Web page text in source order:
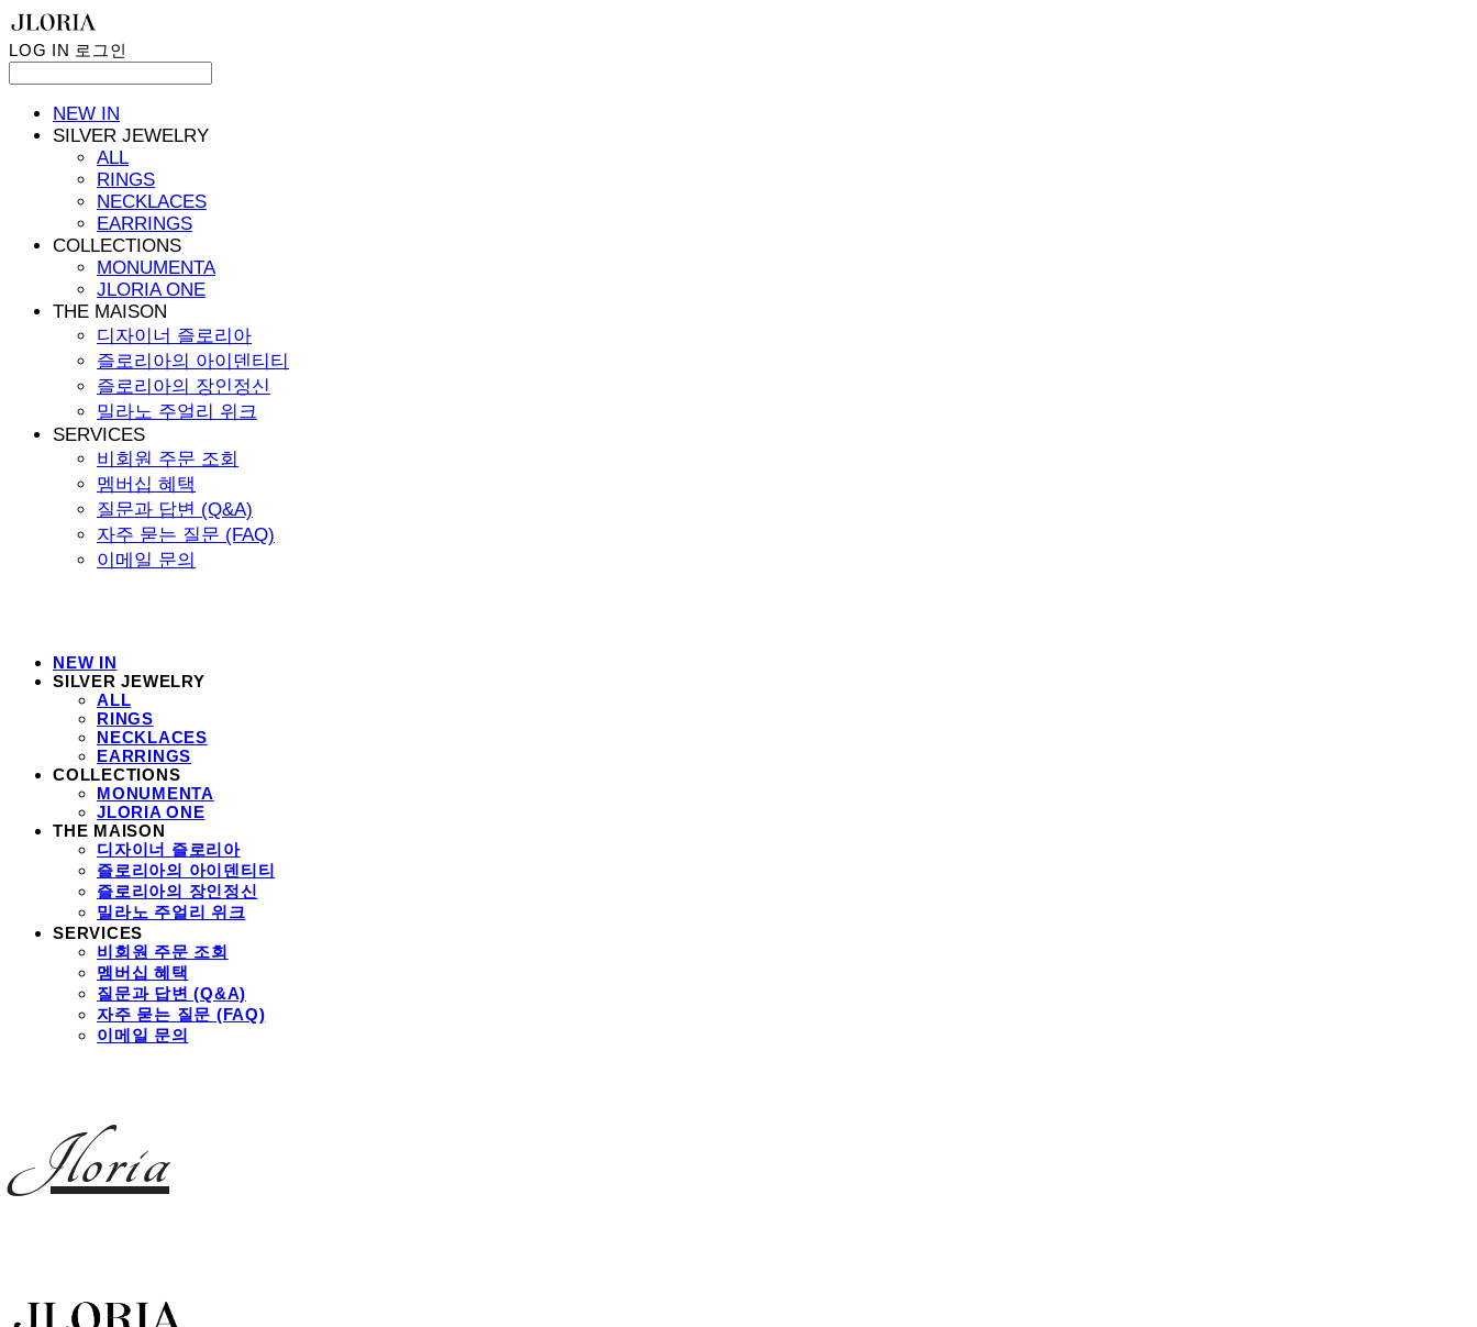
LOG IN 로그인
NEW IN
SILVER JEWELRY
ALL
RINGS
NECKLACES
EARRINGS
COLLECTIONS
MONUMENTA
JLORIA ONE
THE MAISON
디자이너 즐로리아
즐로리아의 아이덴티티
즐로리아의 장인정신
밀라노 주얼리 위크
SERVICES
비회원 주문 조회
멤버십 혜택
질문과 답변 (Q&A)
자주 묻는 질문 (FAQ)
이메일 문의
NEW IN
SILVER JEWELRY
ALL
RINGS
NECKLACES
EARRINGS
COLLECTIONS
MONUMENTA
JLORIA ONE
THE MAISON
디자이너 즐로리아
즐로리아의 아이덴티티
즐로리아의 장인정신
밀라노 주얼리 위크
SERVICES
비회원 주문 조회
멤버십 혜택
질문과 답변 (Q&A)
자주 묻는 질문 (FAQ)
이메일 문의
Jloria